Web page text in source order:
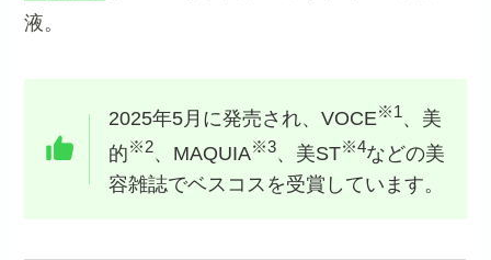
液。
2025年5月に発売され、VOCE※1、美
的※2、MAQUIA※3、美ST※4などの美
容雑誌でベスコスを受賞しています。